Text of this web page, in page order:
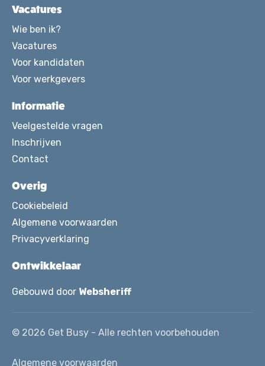
Vacatures
Wie ben ik?
Vacatures
Voor kandidaten
Voor werkgevers
Informatie
Veelgestelde vragen
Inschrijven
Contact
Overig
Cookiebeleid
Algemene voorwaarden
Privacyverklaring
Ontwikkelaar
Gebouwd door Websheriff
© 2026 Get Busy - Alle rechten voorbehouden
Algemene voorwaarden